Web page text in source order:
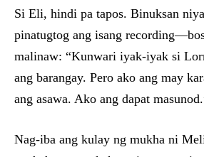
Si Eli, hindi pa tapos. Binuksan
pinatugtog ang isang
malinaw: “Kunwari iyak-iyak si
ang barangay. Pero ako ang may
ang asawa. Ako ang dapat
Nag-iba ang kulay ng mukha ni